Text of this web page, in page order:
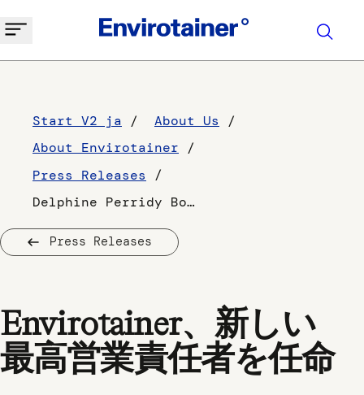
Start V2 ja
About Us
About Envirotainer
Press Releases
Delphine Perridy Boile
Press Releases
Envirotainer、新しい
最高営業責任者を任命